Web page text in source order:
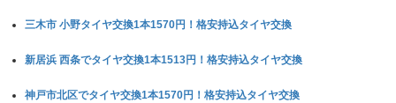
三木市 小野タイヤ交換1本1570円！格安持込タイヤ交換
新居浜 西条でタイヤ交換1本1513円！格安持込タイヤ交換
神戸市北区でタイヤ交換1本1570円！格安持込タイヤ交換